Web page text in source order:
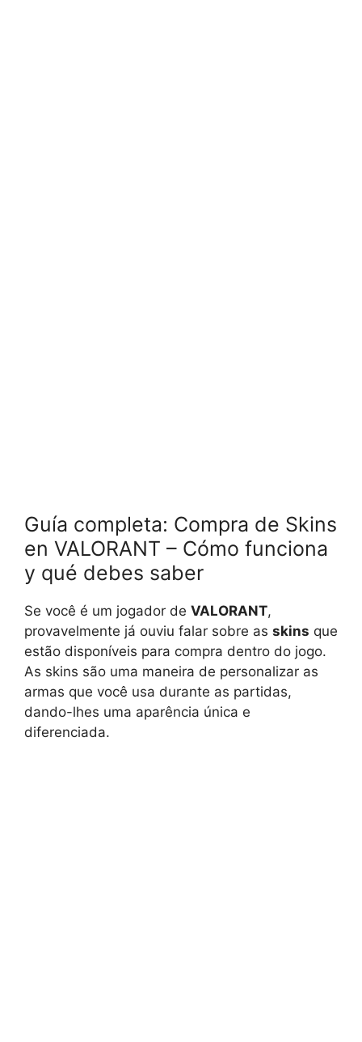
Guía completa: Compra de Skins
en VALORANT – Cómo funciona
y qué debes saber
Se você é um jogador de VALORANT,
provavelmente já ouviu falar sobre as skins que
estão disponíveis para compra dentro do jogo.
As skins são uma maneira de personalizar as
armas que você usa durante as partidas,
dando-lhes uma aparência única e
diferenciada.